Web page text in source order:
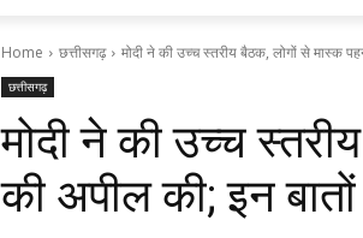
Home छत्तीसगढ़ मोदी ने की उच्च स्तरीय बैठक, लोगों से मास्क
छत्तीसगढ़
मोदी ने की उच्च
की अपील की; इन बातों